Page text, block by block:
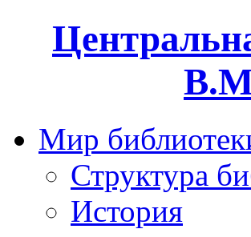
Мир
Структура
История